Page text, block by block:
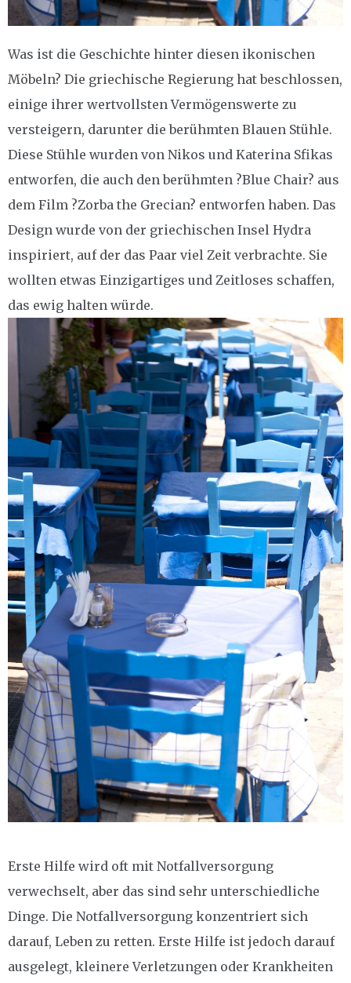
Was ist die Geschichte hinter diesen ikonischen
Möbeln? Die griechische Regierung hat beschlossen,
einige ihrer wertvollsten Vermögenswerte zu
versteigern, darunter die berühmten Blauen Stühle.
Diese Stühle wurden von Nikos und Katerina Sfikas
entworfen, die auch den berühmten ?Blue Chair? aus
dem Film ?Zorba the Grecian? entworfen haben. Das
Design wurde von der griechischen Insel Hydra
inspiriert, auf der das Paar viel Zeit verbrachte. Sie
wollten etwas Einzigartiges und Zeitloses schaffen,
das ewig halten würde.
Erste Hilfe wird oft mit Notfallversorgung
verwechselt, aber das sind sehr unterschiedliche
Dinge. Die Notfallversorgung konzentriert sich
darauf, Leben zu retten. Erste Hilfe ist jedoch darauf
ausgelegt, kleinere Verletzungen oder Krankheiten